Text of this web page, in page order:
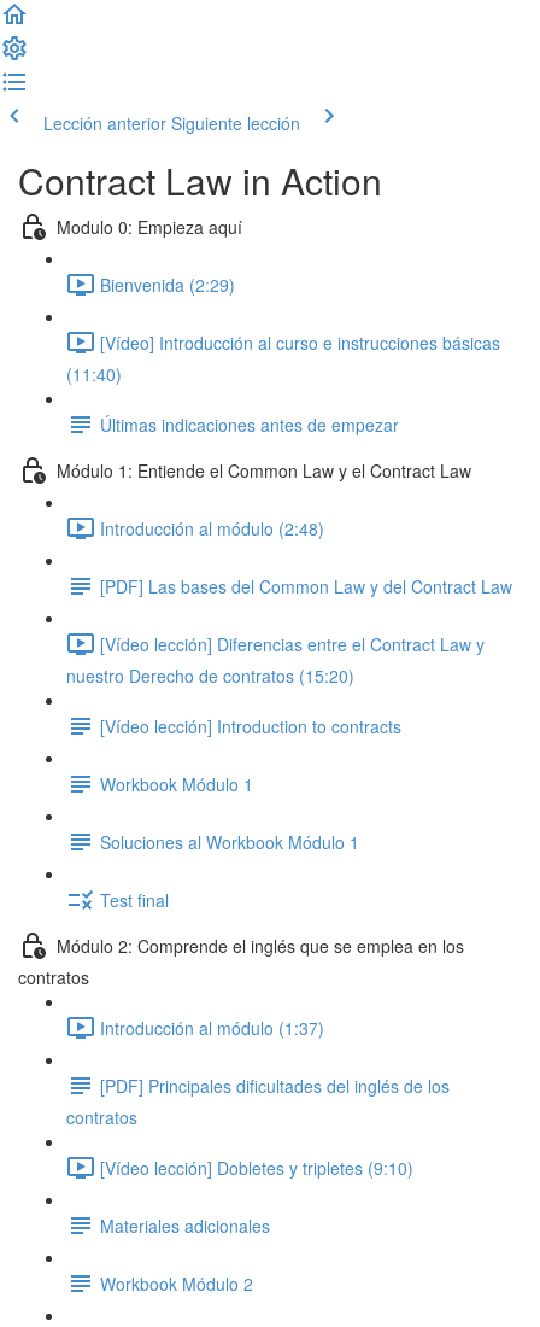
Lección anterior Siguiente lección
Contract Law in Action
Modulo 0: Empieza aquí
Bienvenida (2:29)
[Vídeo] Introducción al curso e instrucciones básicas
(11:40)
Últimas indicaciones antes de empezar
Módulo 1: Entiende el Common Law y el Contract Law
Introducción al módulo (2:48)
[PDF] Las bases del Common Law y del Contract Law
[Vídeo lección] Diferencias entre el Contract Law y
nuestro Derecho de contratos (15:20)
[Vídeo lección] Introduction to contracts
Workbook Módulo 1
Soluciones al Workbook Módulo 1
Test final
Módulo 2: Comprende el inglés que se emplea en los
contratos
Introducción al módulo (1:37)
[PDF] Principales dificultades del inglés de los
contratos
[Vídeo lección] Dobletes y tripletes (9:10)
Materiales adicionales
Workbook Módulo 2